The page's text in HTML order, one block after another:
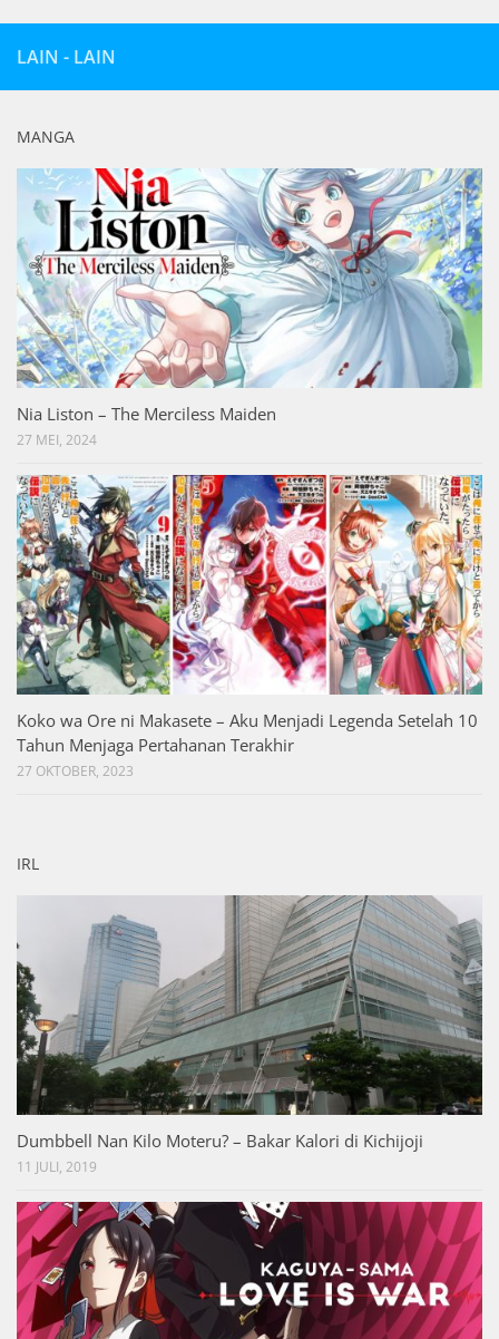
LAIN - LAIN
MANGA
Nia Liston – The Merciless Maiden
27 MEI, 2024
Koko wa Ore ni Makasete – Aku Menjadi Legenda Setelah 10
Tahun Menjaga Pertahanan Terakhir
27 OKTOBER, 2023
IRL
Dumbbell Nan Kilo Moteru? – Bakar Kalori di Kichijoji
11 JULI, 2019